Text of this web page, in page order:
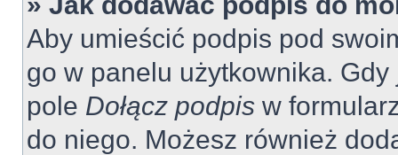
Aby umieścić podpis pod
go w panelu użytkownika.
pole Dołącz podpis w
do niego. Możesz również